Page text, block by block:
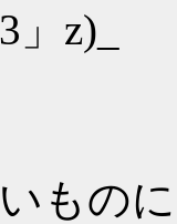
z)_
もの